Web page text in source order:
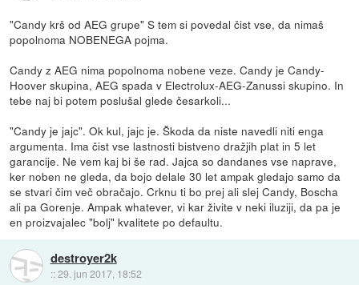
"Candy krš od AEG grupe" S tem si povedal čist vse, da nimaš
popolnoma NOBENEGA pojma.
Candy z AEG nima popolnoma nobene veze. Candy je Candy-
Hoover skupina, AEG spada v Electrolux-AEG-Zanussi skupino. In
tebe naj bi potem poslušal glede česarkoli...
"Candy je jajc". Ok kul, jajc je. Škoda da niste navedli niti enga
argumenta. Ima čist vse lastnosti bistveno dražjih plat in 5 let
garancije. Ne vem kaj bi še rad. Jajca so dandanes vse naprave,
ker noben ne gleda, da bojo delale 30 let ampak gledajo samo da
se stvari čim več obračajo. Crknu ti bo prej ali slej Candy, Boscha
ali pa Gorenje. Ampak whatever, vi kar živite v neki iluziji, da pa je
en proizvajalec "bolj" kvalitete po defaultu.
destroyer2k
::29. jun 2017, 18:52